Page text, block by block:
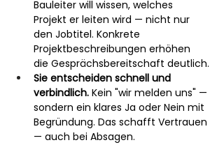
Bauleiter will wissen, welches
Projekt er leiten wird — nicht nur
den Jobtitel. Konkrete
Projektbeschreibungen erhöhen
die Gesprächsbereitschaft deutlich.
Sie entscheiden schnell und
verbindlich. Kein "wir melden uns" —
sondern ein klares Ja oder Nein mit
Begründung. Das schafft Vertrauen
— auch bei Absagen.